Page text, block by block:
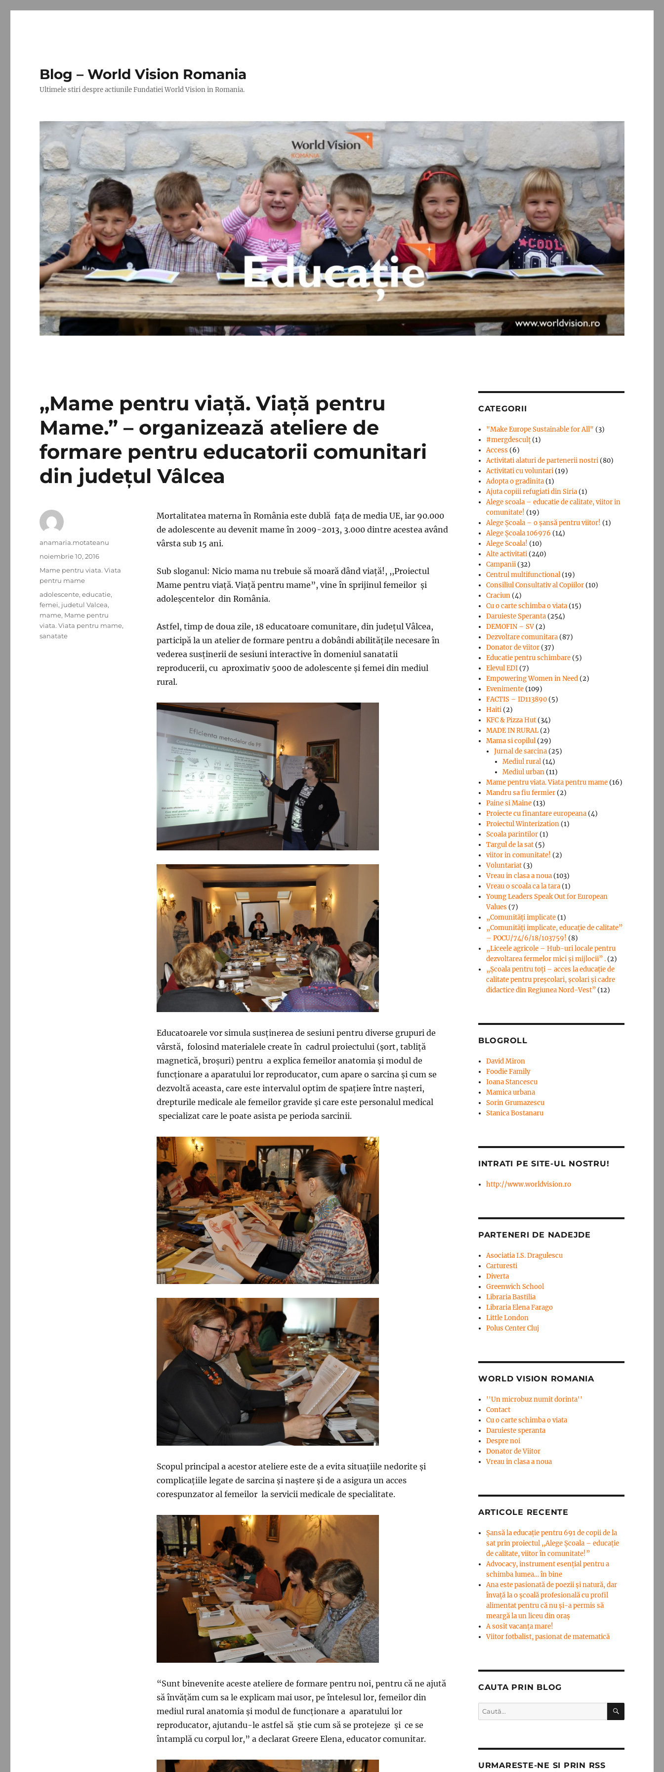
Blog – World Vision Romania
Ultimele stiri despre actiunile Fundatiei World Vision in Romania.
,,Mame pentru viață. Viață pentru
Mame.” – organizează ateliere de
formare pentru educatorii comunitari
din judeţul Vâlcea
Mortalitatea materna în România este dublă faţa de media UE, iar 90.000
de adolescente au devenit mame în 2009-2013, 3.000 dintre acestea având
vârsta sub 15 ani.
Sub sloganul: Nicio mama nu trebuie să moară dând viață!, ,,Proiectul
Mame pentru viață. Viață pentru mame”, vine în sprijinul femeilor și
adoleșcentelor din România.
Astfel, timp de doua zile, 18 educatoare comunitare, din județul Vâlcea,
participă la un atelier de formare pentru a dobândi abilitățile necesare în
vederea susținerii de sesiuni interactive în domeniul sanatatii
reproducerii, cu aproximativ 5000 de adolescente și femei din mediul
rural.
Educatoarele vor simula susținerea de sesiuni pentru diverse grupuri de
vârstă, folosind materialele create în cadrul proiectului (șort, tabliță
magnetică, broșuri) pentru a explica femeilor anatomia și modul de
funcționare a aparatului lor reproducator, cum apare o sarcina și cum se
dezvoltă aceasta, care este intervalul optim de spațiere între nașteri,
drepturile medicale ale femeilor gravide și care este personalul medical
specializat care le poate asista pe perioda sarcinii.
Scopul principal a acestor ateliere este de a evita situațiile nedorite și
complicațiile legate de sarcina și naștere și de a asigura un acces
corespunzator al femeilor la servicii medicale de specialitate.
“Sunt binevenite aceste ateliere de formare pentru noi, pentru că ne ajută
să învățăm cum sa le explicam mai usor, pe întelesul lor, femeilor din
mediul rural anatomia și modul de funcționare a aparatului lor
reproducator, ajutandu-le astfel să știe cum să se protejeze și ce se
întamplă cu corpul lor,” a declarat Greere Elena, educator comunitar.
Autor
anamaria.motateanu
Publicat
noiembrie 10, 2016
Categorii
Mame pentru viata. Viata
pentru mame
Etichete
adolescente,educatie,
femei, judetul Valcea,
mame, Mame pentru
viata. Viata pentru mame,
sanatate
CATEGORII
"Make Europe Sustainable for All" (3)
#mergdesculţ (1)
Access (6)
Activitati alaturi de partenerii nostri (80)
Activitati cu voluntari (19)
Adopta o gradinita (1)
Ajuta copiii refugiati din Siria (1)
Alege scoala – educatie de calitate, viitor in
comunitate! (19)
Alege Şcoala – o şansă pentru viitor! (1)
Alege Școala 106976 (14)
Alege Scoala! (10)
Alte activitati (240)
Campanii (32)
Centrul multifunctional (19)
Consiliul Consultativ al Copiilor (10)
Craciun (4)
Cu o carte schimba o viata (15)
Daruieste Speranta (254)
DEMOFIN – SV (2)
Dezvoltare comunitara (87)
Donator de viitor (37)
Educatie pentru schimbare (5)
Elevul EDI (7)
Empowering Women in Need (2)
Evenimente (109)
FACTIS – ID113890 (5)
Haiti (2)
KFC & Pizza Hut (34)
MADE IN RURAL (2)
Mama si copilul (29)
Jurnal de sarcina (25)
Mediul rural(14)
Mediul urban(11)
Mame pentru viata. Viata pentru mame (16)
Mandru sa fiu fermier (2)
Paine si Maine (13)
Proiecte cu finantare europeana (4)
Proiectul Winterization (1)
Scoala parintilor (1)
Targul de la sat (5)
viitor in comunitate! (2)
Voluntariat (3)
Vreau in clasa a noua (103)
Vreau o scoala ca la tara (1)
Young Leaders Speak Out for European
Values (7)
„Comunități implicate (1)
„Comunități implicate, educație de calitate”
– POCU/74/6/18/103759! (8)
„Liceele agricole – Hub-uri locale pentru
dezvoltarea fermelor mici şi mijlocii” . (2)
„Școala pentru toți – acces la educație de
calitate pentru preșcolari, școlari și cadre
didactice din Regiunea Nord-Vest” (12)
BLOGROLL
David Miron
Foodie Family
Ioana Stancescu
Mamica urbana
Sorin Grumazescu
Stanica Bostanaru
INTRATI PE SITE-UL NOSTRU!
http://www.worldvision.ro
PARTENERI DE NADEJDE
Asociatia I.S. Dragulescu
Carturesti
Diverta
Greenwich School
Libraria Bastilia
Libraria Elena Farago
Little London
Polus Center Cluj
WORLD VISION ROMANIA
''Un microbuz numit dorinta''
Contact
Cu o carte schimba o viata
Daruieste speranta
Despre noi
Donator de Viitor
Vreau in clasa a noua
ARTICOLE RECENTE
Șansă la educație pentru 691 de copii de la
sat prin proiectul ,,Alege Școala – educație
de calitate, viitor în comunitate!”
Advocacy, instrument esenţial pentru a
schimba lumea… în bine
Ana este pasionată de poezii și natură, dar
învață la o școală profesională cu profil
alimentat pentru că nu și-a permis să
meargă la un liceu din oraș
A sosit vacanța mare!
Viitor fotbalist, pasionat de matematică
CAUTA PRIN BLOG
Caută
după:
CĂUTARE
URMARESTE-NE SI PRIN RSS